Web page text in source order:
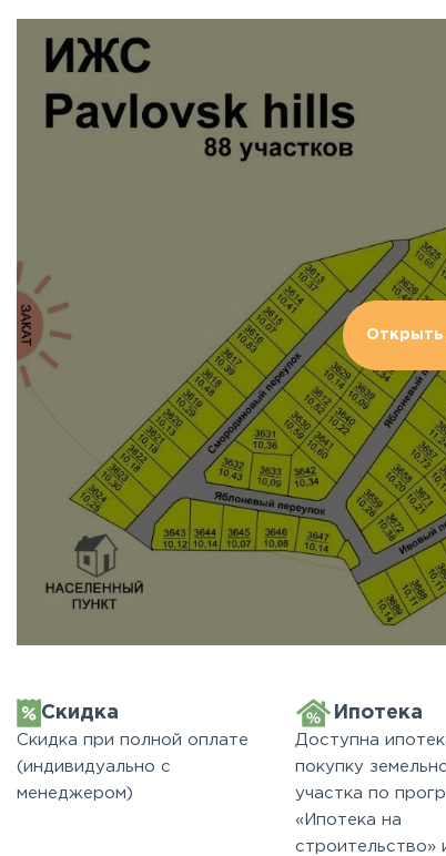
Открыть
Скидка
Скидка при полной оплате
(индивидуально с
менеджером)
Ипотека
Доступна
покупку
участка по
«Ипотека на
строительство»